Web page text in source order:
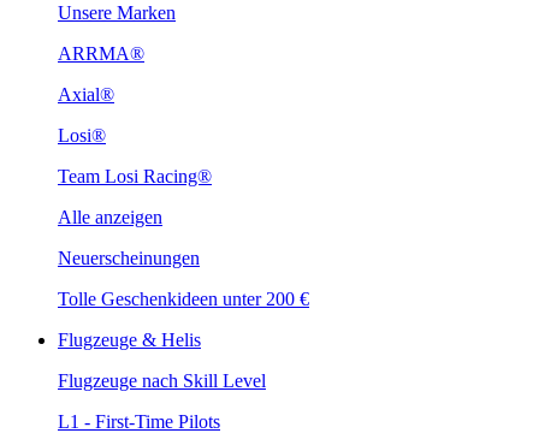
Unsere Marken
ARRMA®
Axial®
Losi®
Team Losi Racing®
Alle anzeigen
Neuerscheinungen
Tolle Geschenkideen unter 200 €
Flugzeuge & Helis
Flugzeuge nach Skill Level
L1 - First-Time Pilots